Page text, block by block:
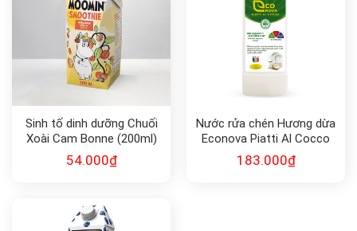
Sinh tố dinh dưỡng Chuối
Xoài Cam Bonne (200ml)
54.000₫
Nước rửa chén Hương dừa
Econova Piatti Al Cocco
183.000₫